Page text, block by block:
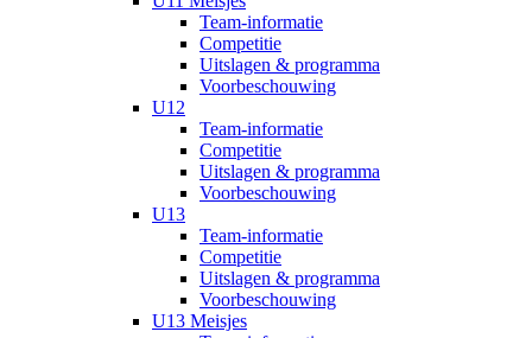
Team-informatie
Competitie
Uitslagen & programma
Voorbeschouwing
U12
Team-informatie
Competitie
Uitslagen & programma
Voorbeschouwing
U13
Team-informatie
Competitie
Uitslagen & programma
Voorbeschouwing
U13 Meisjes